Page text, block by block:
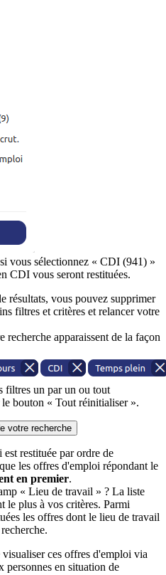
vous sélectionnez « CDI (941) »
CDI vous seront restituées.
résultats, vous pouvez supprimer
filtres et critères et relancer votre
recherche apparaissent de la façon
filtres un par un ou tout
bouton « Tout réinitialiser ».
votre recherche
restituée par ordre de
les offres d'emploi répondant le
en premier.
« Lieu de travail » ? La liste
le plus à vos critères. Parmi
les offres dont le lieu de travail
ces offres d'emploi via
personnes en situation de